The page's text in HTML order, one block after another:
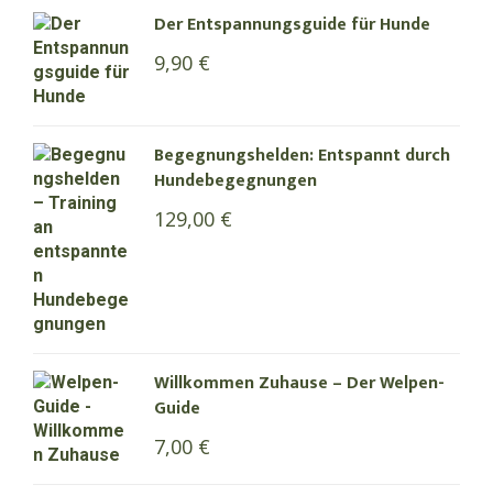
Der Entspannungsguide für Hunde
9,90 €
Begegnungshelden: Entspannt durch
Hundebegegnungen
129,00 €
Willkommen Zuhause – Der Welpen-
Guide
7,00 €